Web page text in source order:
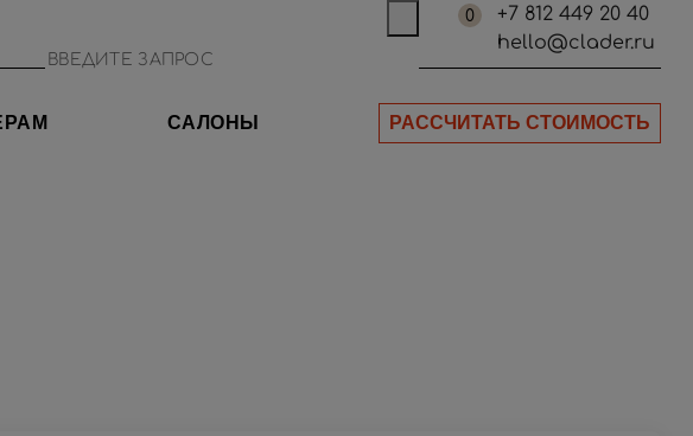
0
+7 812 449 20 40
hello@clader.ru
САЛОНЫ РАССЧИТАТЬ СТОИМОСТЬ